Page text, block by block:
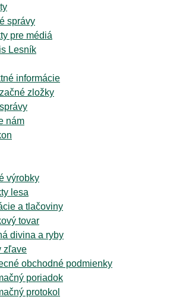
správy
pre médiá
Lesník
informácie
zložky
nám
výrobky
lesa
a tlačoviny
tovar
divina a ryby
zľave
obchodné podmienky
poriadok
protokol